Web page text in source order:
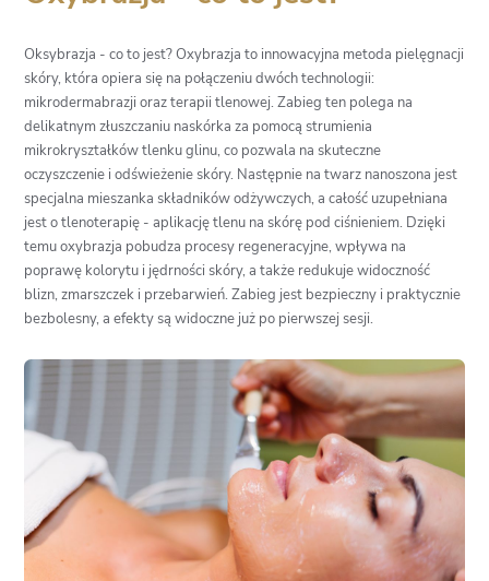
Oksybrazja - co to jest? Oxybrazja to innowacyjna metoda pielęgnacji
skóry, która opiera się na połączeniu dwóch technologii:
mikrodermabrazji oraz terapii tlenowej. Zabieg ten polega na
delikatnym złuszczaniu naskórka za pomocą strumienia
mikrokryształków tlenku glinu, co pozwala na skuteczne
oczyszczenie i odświeżenie skóry. Następnie na twarz nanoszona jest
specjalna mieszanka składników odżywczych, a całość uzupełniana
jest o tlenoterapię - aplikację tlenu na skórę pod ciśnieniem. Dzięki
temu oxybrazja pobudza procesy regeneracyjne, wpływa na
poprawę kolorytu i jędrności skóry, a także redukuje widoczność
blizn, zmarszczek i przebarwień. Zabieg jest bezpieczny i praktycznie
bezbolesny, a efekty są widoczne już po pierwszej sesji.